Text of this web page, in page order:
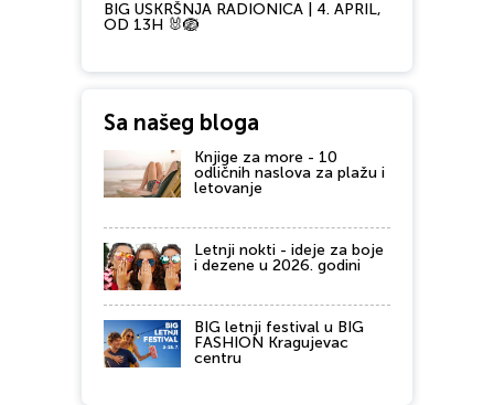
BIG USKRŠNJA RADIONICA | 4. APRIL,
OD 13H 🐰🪺
Sa našeg bloga
Knjige za more - 10
odličnih naslova za plažu i
letovanje
Letnji nokti - ideje za boje
i dezene u 2026. godini
BIG letnji festival u BIG
FASHION Kragujevac
centru